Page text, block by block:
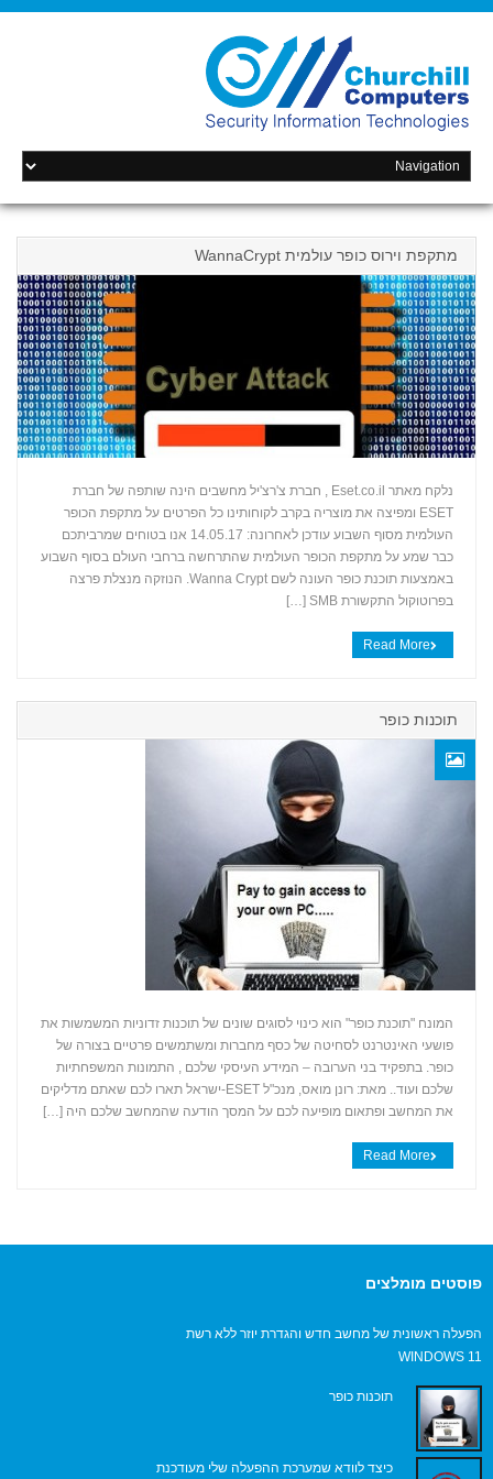
מתקפת וירוס כופר עולמית WannaCrypt
+
נלקח מאתר Eset.co.il , חברת צ'רצ'יל מחשבים הינה שותפה של חברת
ESET ומפיצה את מוצריה בקרב לקוחותינו כל הפרטים על מתקפת הכופר
העולמית מסוף השבוע עודכן לאחרונה: 14.05.17 אנו בטוחים שמרביתכם
כבר שמע על מתקפת הכופר העולמית שהתרחשה ברחבי העולם בסוף השבוע
באמצעות תוכנת כופר העונה לשם Wanna Crypt. הנוזקה מנצלת פרצה
בפרוטוקול התקשורת SMB […]
Read More
תוכנות כופר
+
המונח "תוכנת כופר" הוא כינוי לסוגים שונים של תוכנות זדוניות המשמשות את
פושעי האינטרנט לסחיטה של כסף מחברות ומשתמשים פרטיים בצורה של
כופר. בתפקיד בני הערובה – המידע העיסקי שלכם , התמונות המשפחתיות
שלכם ועוד.. מאת: רונן מואס, מנכ"ל ESET-ישראל תארו לכם שאתם מדליקים
את המחשב ופתאום מופיעה לכם על המסך הודעה שהמחשב שלכם היה […]
Read More
פוסטים מומלצים
הפעלה ראשונית של מחשב חדש והגדרת יוזר ללא רשת
WINDOWS 11
תוכנות כופר
כיצד לוודא שמערכת ההפעלה שלי מעודכנת